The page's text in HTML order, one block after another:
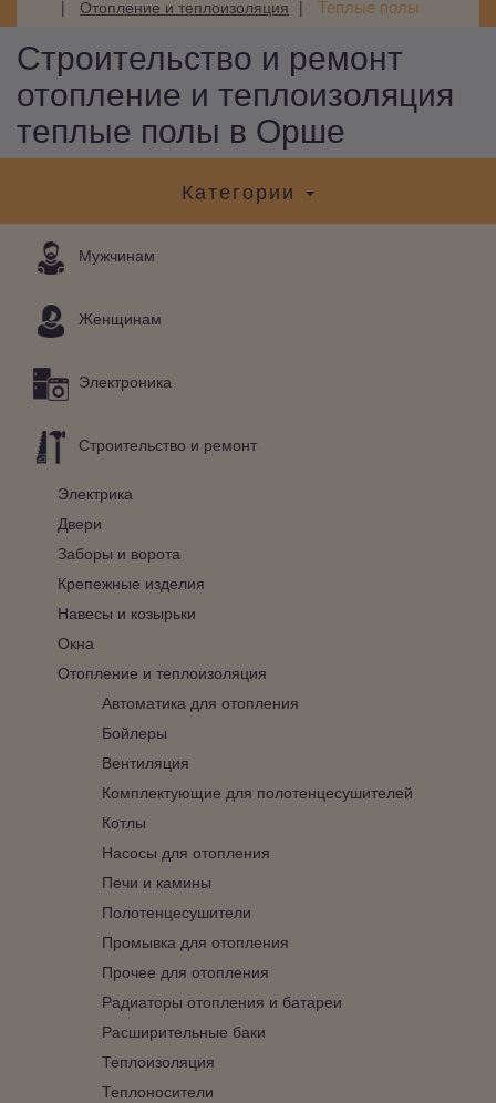
Отопление и теплоизоляция
Теплые полы
Строительство и ремонт
отопление и теплоизоляция
теплые полы в Орше
Категории
Мужчинам
Женщинам
Электроника
Строительство и ремонт
Электрика
Двери
Заборы и ворота
Крепежные изделия
Навесы и козырьки
Окна
Отопление и теплоизоляция
Автоматика для отопления
Бойлеры
Вентиляция
Комплектующие для полотенцесушителей
Котлы
Насосы для отопления
Печи и камины
Полотенцесушители
Промывка для отопления
Прочее для отопления
Радиаторы отопления и батареи
Расширительные баки
Теплоизоляция
Теплоносители